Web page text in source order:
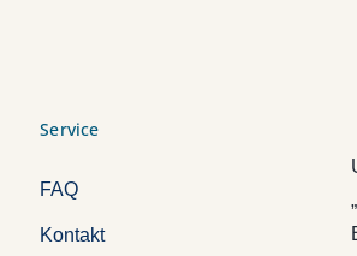
Service
FAQ
Kontakt